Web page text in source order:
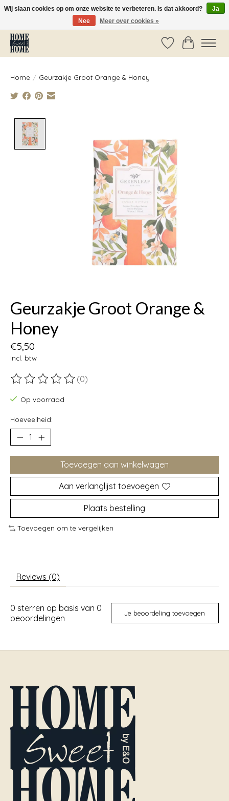
Vóór 14:00 besteld, dezelfde dag verzonden!
Verlanglijst
Home / Geurzakje Groot Orange & Honey
Geurzakje Groot Orange &
Honey
€5,50
Incl. btw
De beoordeling van dit product is
(0)
Op voorraad
Hoeveelheid:
Toevoegen aan winkelwagen
Aan verlanglijst toevoegen
Plaats bestelling
Toevoegen om te vergelijken
Reviews (0)
0 sterren op basis van 0
beoordelingen
Je beoordeling toevoegen
Wij slaan cookies op om onze website te verbeteren. Is dat akkoord?
Ja
Nee
Meer over cookies »